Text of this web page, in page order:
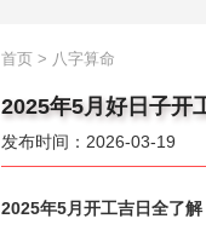
首页 > 八字算命
2025年5月好日子开
发布时间：2026-03-19
2025年5月开工吉日全了解